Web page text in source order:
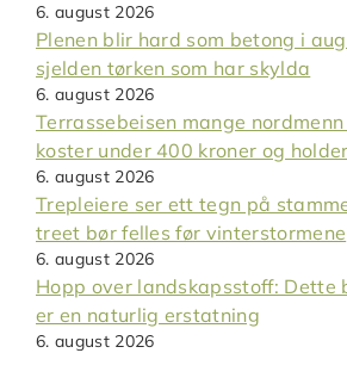
6. august 2026
Plenen blir hard som betong i
sjelden tørken som har skylda
6. august 2026
Terrassebeisen mange
koster under 400 kroner og
6. august 2026
Trepleiere ser ett tegn på
treet bør felles før vinterstormene
6. august 2026
Hopp over landskapsstoff: Dette
er en naturlig erstatning
6. august 2026